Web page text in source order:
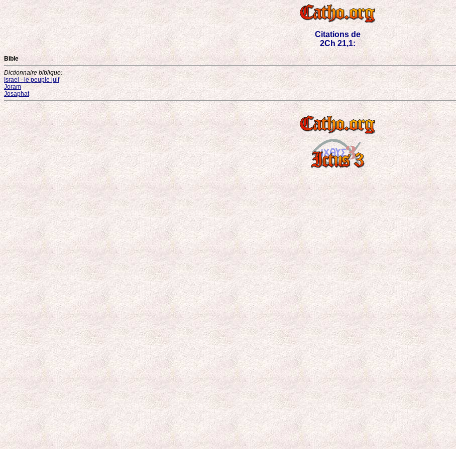
Citations de
2Ch 21,1:
Bible
Dictionnaire biblique:
Israel - le peuple juif
Joram
Josaphat